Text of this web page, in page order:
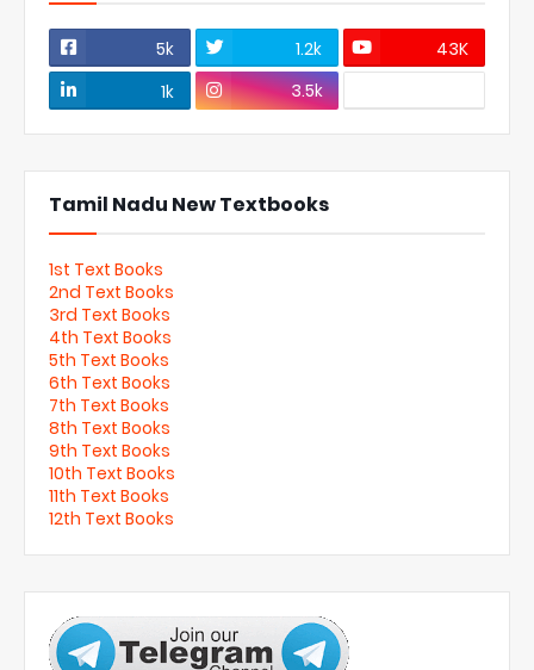
5k 1.2k
43K
1k
3.5k
Tamil Nadu New Textbooks
1st Text Books
2nd Text Books
3rd Text Books
4th Text Books
5th Text Books
6th Text Books
7th Text Books
8th Text Books
9th Text Books
10th Text Books
11th Text Books
12th Text Books